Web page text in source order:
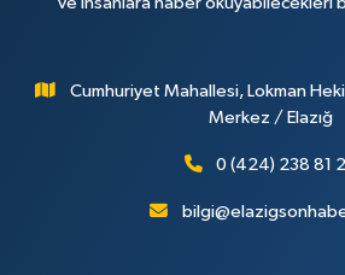
Cumhuriyet Mahallesi, Lokman
Merkez / Elazığ
0 (424) 238 81